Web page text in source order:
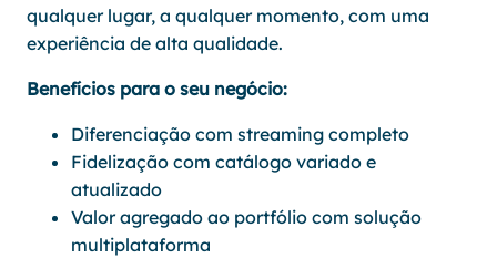
qualquer lugar, a qualquer momento, com uma
experiência de alta qualidade.
Benefícios para o seu negócio:
Diferenciação com streaming completo
Fidelização com catálogo variado e
atualizado
Valor agregado ao portfólio com solução
multiplataforma